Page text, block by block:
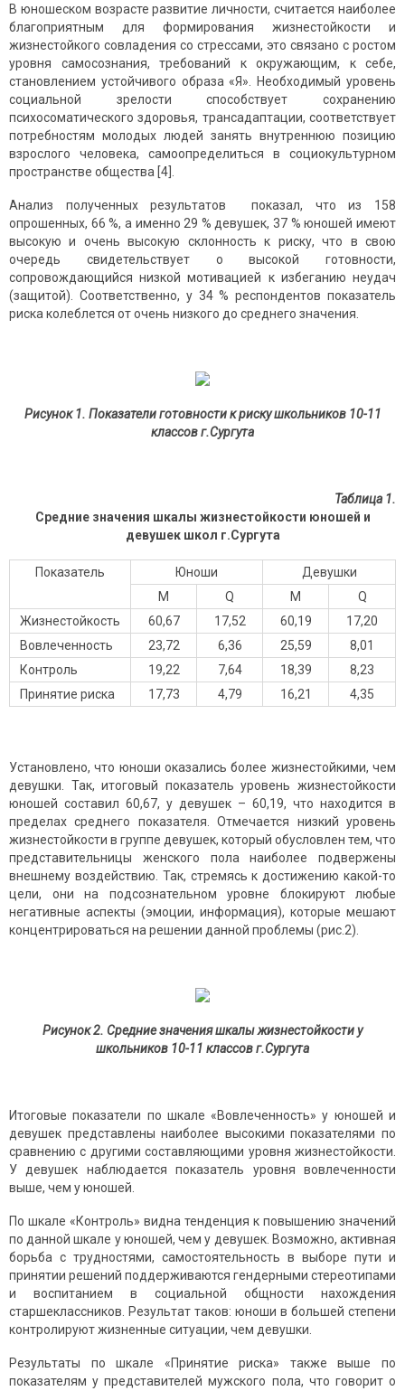
В юношеском возрасте развитие личности, считается наиболее
благоприятным для формирования жизнестойкости и
жизнестойкого совладения со стрессами, это связано с ростом
уровня самосознания, требований к окружающим, к себе,
становлением устойчивого образа «Я». Необходимый уровень
социальной зрелости способствует сохранению
психосоматического здоровья, трансадаптации, соответствует
потребностям молодых людей занять внутреннюю позицию
взрослого человека, самоопределиться в социокультурном
пространстве общества [4].
Анализ полученных результатов показал, что из 158
опрошенных, 66 %, а именно 29 % девушек, 37 % юношей имеют
высокую и очень высокую склонность к риску, что в свою
очередь свидетельствует о высокой готовности,
сопровождающийся низкой мотивацией к избеганию неудач
(защитой). Соответственно, у 34 % респондентов показатель
риска колеблется от очень низкого до среднего значения.
Рисунок 1. Показатели готовности к риску школьников 10-11
классов г.Сургута
Таблица 1.
Средние значения шкалы жизнестойкости юношей и
девушек школ г.Сургута
Показатель Юноши
Девушки
M
Q M
Q
Жизнестойкость
60,67 17,52 60,19
17,20
Вовлеченность
23,72 6,36 25,59
8,01
Контроль
19,22 7,64 18,39
8,23
Принятие риска
17,73 4,79 16,21 4,35
Установлено, что юноши оказались более жизнестойкими, чем
девушки. Так, итоговый показатель уровень жизнестойкости
юношей составил 60,67, у девушек – 60,19, что находится в
пределах среднего показателя. Отмечается низкий уровень
жизнестойкости в группе девушек, который обусловлен тем, что
представительницы женского пола наиболее подвержены
внешнему воздействию. Так, стремясь к достижению какой-то
цели, они на подсознательном уровне блокируют любые
негативные аспекты (эмоции, информация), которые мешают
концентрироваться на решении данной проблемы (рис.2).
Рисунок 2. Средние значения шкалы жизнестойкости у
школьников 10-11 классов г.Сургута
Итоговые показатели по шкале «Вовлеченность» у юношей и
девушек представлены наиболее высокими показателями по
сравнению с другими составляющими уровня жизнестойкости.
У девушек наблюдается показатель уровня вовлеченности
выше, чем у юношей.
По шкале «Контроль» видна тенденция к повышению значений
по данной шкале у юношей, чем у девушек. Возможно, активная
борьба с трудностями, самостоятельность в выборе пути и
принятии решений поддерживаются гендерными стереотипами
и воспитанием в социальной общности нахождения
старшеклассников. Результат таков: юноши в большей степени
контролируют жизненные ситуации, чем девушки.
Результаты по шкале «Принятие риска» также выше по
показателям у представителей мужского пола, что говорит о